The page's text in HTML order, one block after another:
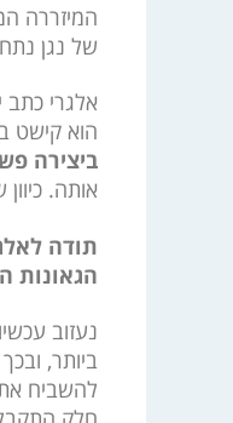
המיזררה המהוללת,
של נגן
אלגרי
הוא קישט
ביצירה
אותה.
תודה
הגאונות
נעזוב
ביותר,
להשביח